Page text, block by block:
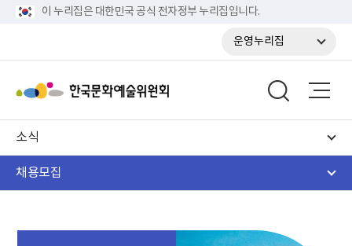
이 누리집은 대한민국 공식 전자정부 누리집입니다.
운영누리집
소식
채용모집